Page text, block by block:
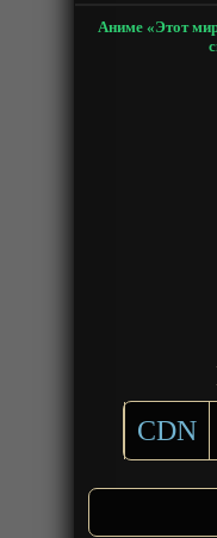
Аниме «Этот
CDN